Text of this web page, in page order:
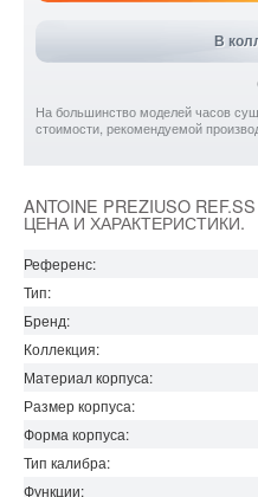
В
На большинство моделей часов
стоимости, рекомендуемой
ANTOINE PREZIUSO
ЦЕНА И ХАРАКТЕРИСТИКИ.
Референс:
Тип:
Бренд:
Коллекция:
Материал корпуса:
Размер корпуса:
Форма корпуса:
Тип калибра:
Функции: